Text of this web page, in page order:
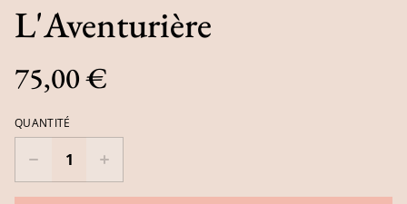
L'Aventurière
75,00 €
QUANTITÉ